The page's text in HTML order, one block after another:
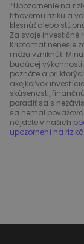
*Upozornenie na
trhovému riziku a
klesnúť alebo
Za svoje
Kriptomat nenesie
môžu vzniknúť.
budúcej
poznáte a pri
akejkoľvek
skúsenosti,
poradiť sa s
sa nemal
nájdete v našich
upozornení na riziká